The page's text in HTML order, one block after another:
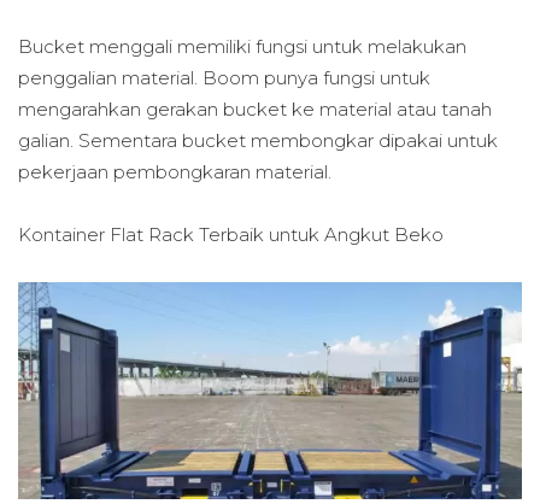
Bucket menggali memiliki fungsi untuk melakukan
penggalian material. Boom punya fungsi untuk
mengarahkan gerakan bucket ke material atau tanah
galian. Sementara bucket membongkar dipakai untuk
pekerjaan pembongkaran material.
Kontainer Flat Rack Terbaik untuk Angkut Beko